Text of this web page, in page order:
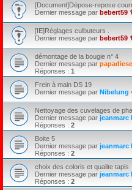
[Document]Dépose-repose
Dernier message par bebert59
[IE]Réglages culbuteurs .
Dernier message par bebert59
démontage de la bougie n° 4
Dernier message par
Réponses : 1
Frein à main DS 19
Dernier message par Nibelung
Nettoyage des cuvelages de
Dernier message par jeanmarc
Réponses : 2
Boite 5
Dernier message par jeanmarc
Réponses : 2
choix des coloris et qualite tapis
Dernier message par jeanmarc
Réponses : 2